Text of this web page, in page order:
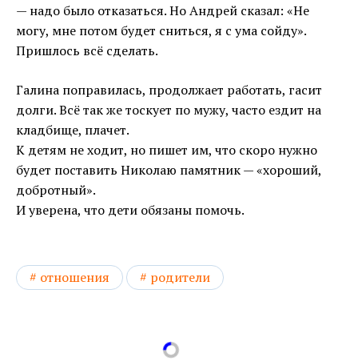
— надо было отказаться. Но Андрей сказал: «Не
могу, мне потом будет сниться, я с ума сойду».
Пришлось всё сделать.
Галина поправилась, продолжает работать, гасит
долги. Всё так же тоскует по мужу, часто ездит на
кладбище, плачет.
К детям не ходит, но пишет им, что скоро нужно
будет поставить Николаю памятник — «хороший,
добротный».
И уверена, что дети обязаны помочь.
отношения родители